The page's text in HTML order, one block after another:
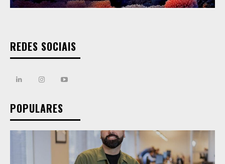
REDES SOCIAIS
POPULARES